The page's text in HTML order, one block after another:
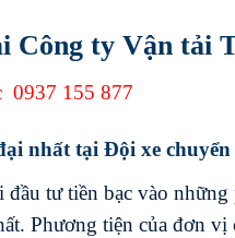
Công ty Vận tải
0937 155 877
nhất tại Đội xe
tư tiền bạc vào
Phương tiện của đơn